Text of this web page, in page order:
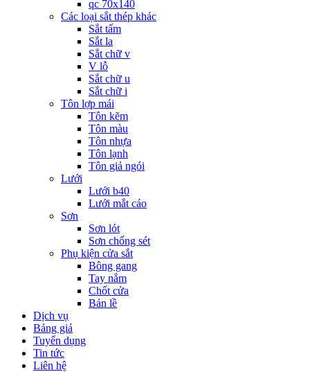
qc 70x140
Các loại sắt thép khác
Sắt tấm
Sắt la
Sắt chữ v
V lỗ
Sắt chữ u
Sắt chữ i
Tôn lợp mái
Tôn kẽm
Tôn màu
Tôn nhựa
Tôn lạnh
Tôn giả ngói
Lưới
Lưới b40
Lưới mắt cáo
Sơn
Sơn lót
Sơn chống sét
Phụ kiện cửa sắt
Bông gang
Tay nắm
Chốt cửa
Bản lề
Dịch vụ
Bảng giá
Tuyển dụng
Tin tức
Liên hệ